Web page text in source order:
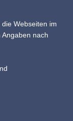
Webseiten im
nach